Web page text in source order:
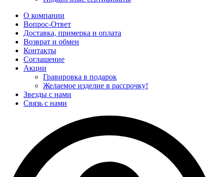
О компании
Вопрос-Ответ
Доставка, примерка и оплата
Возврат и обмен
Контакты
Соглашение
Акции
Гравировка в подарок
Желаемое изделие в рассрочку!
Звезды с нами
Связь с нами